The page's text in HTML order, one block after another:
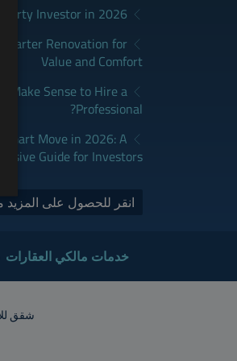
Investor in 2026?
Renovation for
Value and Comfort
Make Sense to Hire a
Professional?
Move in 2026: A
Guide for Investors
انقر للحصول على المزيد
خدمات مالكي العقارات
شقق للإيجار في